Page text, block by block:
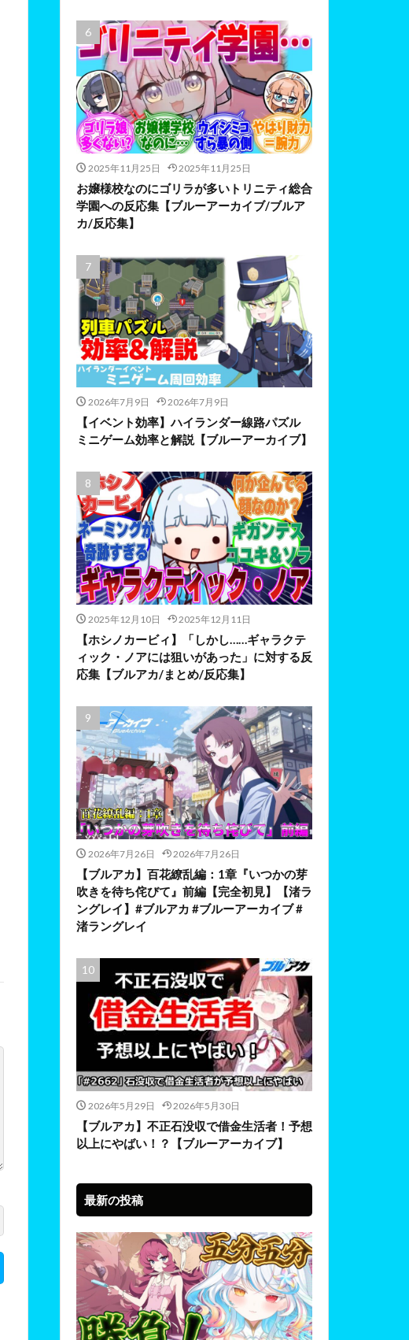
2025年11月25日 2025年11月25日
お嬢様校なのにゴリラが多いトリニティ総合
学園への反応集【ブルーアーカイブ/ブルア
カ/反応集】
2026年7月9日 2026年7月9日
【イベント効率】ハイランダー線路パズル
ミニゲーム効率と解説【ブルーアーカイブ】
2025年12月10日 2025年12月11日
【ホシノカービィ】「しかし……ギャラクテ
ィック・ノアには狙いがあった」に対する反
応集【ブルアカ/まとめ/反応集】
2026年7月26日 2026年7月26日
【ブルアカ】百花繚乱編：1章『いつかの芽
吹きを待ち侘びて』前編【完全初見】【渚ラ
ングレイ】#ブルアカ #ブルーアーカイブ #
渚ラングレイ
2026年5月29日 2026年5月30日
【ブルアカ】不正石没収で借金生活者！予想
以上にやばい！？【ブルーアーカイブ】
最新の投稿